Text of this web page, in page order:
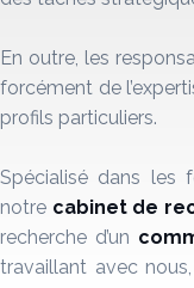
En outre, les
forcément de
profils particuliers.
Spécialisé dans les
notre cabinet de
recherche d’un
travaillant avec